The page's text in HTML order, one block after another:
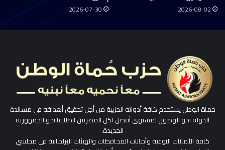
2026-08-02
2026-07-30
حماة الوطن يستخدم كافة أدواته الحزبية من أجل تحقيق أهدافه في مساندة
الدولة نحو الوصول لمستوى أفضل لكل المصريين انطلاقا نحو الجمهورية
الجديدة.
كافة الأمانات النوعية وأمانات المحافظات والهيئات البرلمانية في مجلسي